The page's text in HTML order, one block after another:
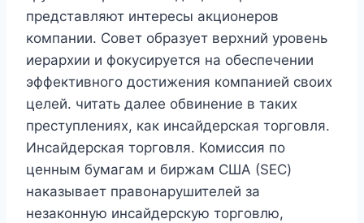
представляют интересы акционеров
компании. Совет образует верхний уровень
иерархии и фокусируется на обеспечении
эффективного достижения компанией своих
целей. читать далее обвинение в таких
преступлениях, как инсайдерская торговля.
Инсайдерская торговля. Комиссия по
ценным бумагам и биржам США (SEC)
наказывает правонарушителей за
незаконную инсайдерскую торговлю,